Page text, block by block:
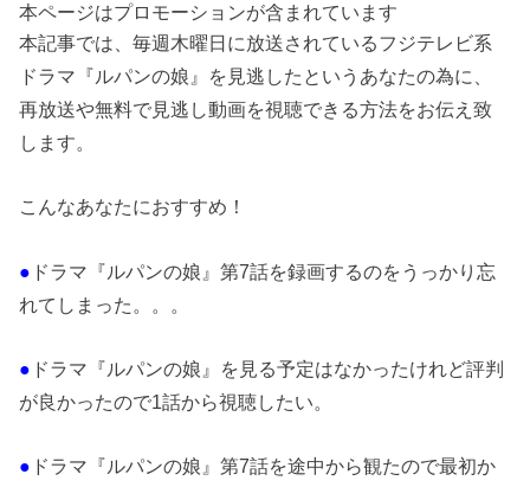
本ページはプロモーションが含まれています
本記事では、毎週木曜日に放送されているフジテレビ系
ドラマ『ルパンの娘』を見逃したというあなたの為に、
再放送や無料で見逃し動画を視聴できる方法をお伝え致
します。
こんなあなたにおすすめ！
● ドラマ『ルパンの娘』第7話を録画するのをうっかり忘
れてしまった。。。
● ドラマ『ルパンの娘』を見る予定はなかったけれど評判
が良かったので1話から視聴したい。
● ドラマ『ルパンの娘』第7話を途中から観たので最初か